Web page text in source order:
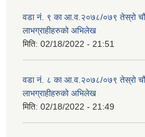
वडा नं. ९ का आ.व.२०७८/०७९ तेस्रो
लाभग्राहीहरुको अभिलेख
मिति: 02/18/2022 - 21:51
वडा नं. ८ का आ.व.२०७८/०७९ तेस्रो
लाभग्राहीहरुको अभिलेख
मिति: 02/18/2022 - 21:49